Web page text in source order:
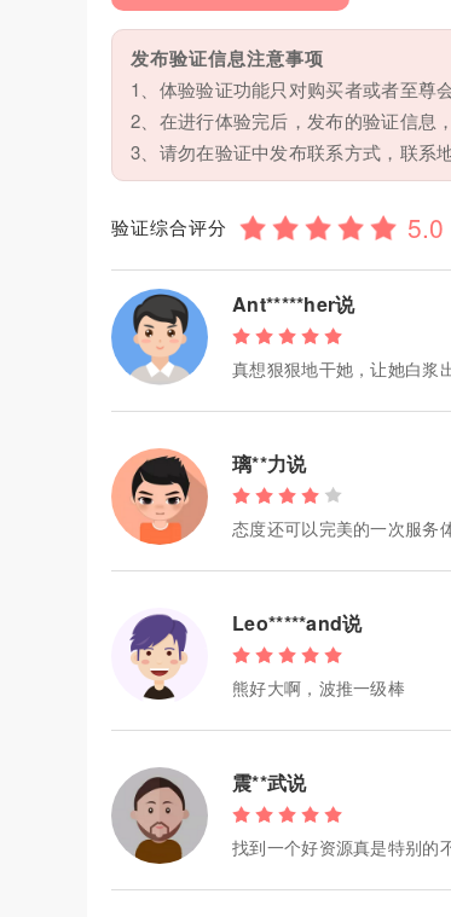
发布验证信息注意事项
1、体验验证功能只对购买者或者至尊会
2、在进行体验完后，发布的验证信息
3、请勿在验证中发布联系方式，联系
验证综合评分
Ant*****her说
真想狠狠地干她，让她白浆
璃**力说
态度还可以完美的一次服务
Leo*****and说
熊好大啊，波推一级棒
震**武说
找到一个好资源真是特别的